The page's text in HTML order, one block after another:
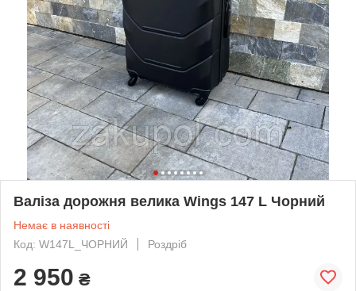
Валіза дорожня велика Wings 147 L Чорний
Немає в наявності
Код: W147L_ЧОРНИЙ
Роздріб
2 950 ₴